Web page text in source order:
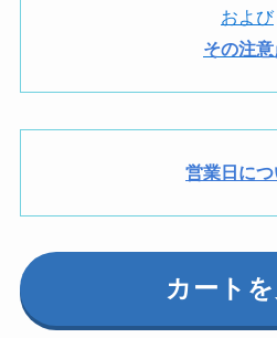
および
その注意
営業日につ
カート